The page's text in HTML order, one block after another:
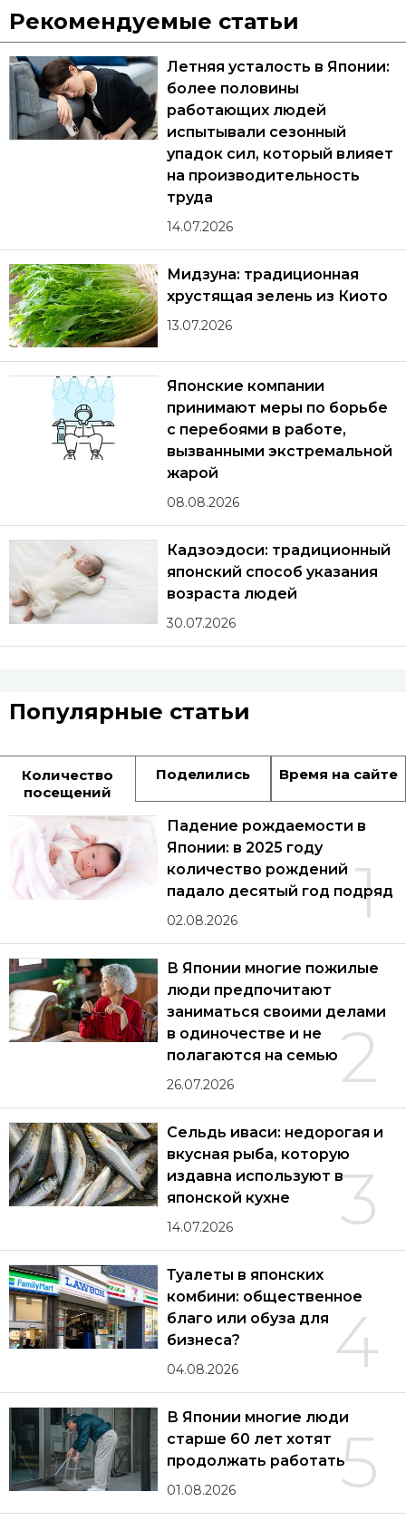
Рекомендуемые статьи
Летняя усталость в Японии:
более половины
работающих людей
испытывали сезонный
упадок сил, который влияет
на производительность
труда
14.07.2026
Мидзуна: традиционная
хрустящая зелень из Киото
13.07.2026
Японские компании
принимают меры по борьбе
с перебоями в работе,
вызванными экстремальной
жарой
08.08.2026
Кадзоэдоси: традиционный
японский способ указания
возраста людей
30.07.2026
Популярные статьи
Количество
посещений
Поделились Время на сайте
1
Падение рождаемости в
Японии: в 2025 году
количество рождений
падало десятый год подряд
02.08.2026
2
В Японии многие пожилые
люди предпочитают
заниматься своими делами
в одиночестве и не
полагаются на семью
26.07.2026
3
Сельдь иваси: недорогая и
вкусная рыба, которую
издавна используют в
японской кухне
14.07.2026
4
Туалеты в японских
комбини: общественное
благо или обуза для
бизнеса?
04.08.2026
5
В Японии многие люди
старше 60 лет хотят
продолжать работать
01.08.2026